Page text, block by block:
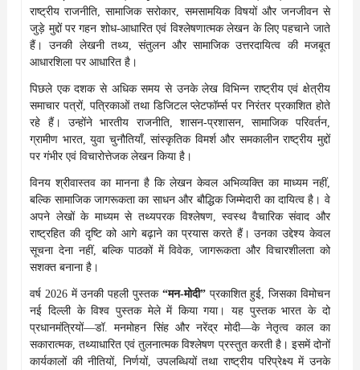
राष्ट्रीय राजनीति, सामाजिक सरोकार, समसामयिक विषयों और जनजीवन से
जुड़े मुद्दों पर गहन शोध-आधारित एवं विश्लेषणात्मक लेखन के लिए पहचाने जाते
हैं। उनकी लेखनी तथ्य, संतुलन और सामाजिक उत्तरदायित्व की मजबूत
आधारशिला पर आधारित है।
पिछले एक दशक से अधिक समय से उनके लेख विभिन्न राष्ट्रीय एवं क्षेत्रीय
समाचार पत्रों, पत्रिकाओं तथा डिजिटल प्लेटफॉर्म्स पर निरंतर प्रकाशित होते
रहे हैं। उन्होंने भारतीय राजनीति, शासन-प्रशासन, सामाजिक परिवर्तन,
ग्रामीण भारत, युवा चुनौतियाँ, सांस्कृतिक विमर्श और समकालीन राष्ट्रीय मुद्दों
पर गंभीर एवं विचारोत्तेजक लेखन किया है।
विनय श्रीवास्तव का मानना है कि लेखन केवल अभिव्यक्ति का माध्यम नहीं,
बल्कि सामाजिक जागरूकता का साधन और बौद्धिक जिम्मेदारी का दायित्व है। वे
अपने लेखों के माध्यम से तथ्यपरक विश्लेषण, स्वस्थ वैचारिक संवाद और
राष्ट्रहित की दृष्टि को आगे बढ़ाने का प्रयास करते हैं। उनका उद्देश्य केवल
सूचना देना नहीं, बल्कि पाठकों में विवेक, जागरूकता और विचारशीलता को
सशक्त बनाना है।
वर्ष 2026 में उनकी पहली पुस्तक “मन-मोदी”प्रकाशित हुई, जिसका विमोचन
नई दिल्ली के विश्व पुस्तक मेले में किया गया। यह पुस्तक भारत के दो
प्रधानमंत्रियों—डॉ. मनमोहन सिंह और नरेंद्र मोदी—के नेतृत्व काल का
सकारात्मक, तथ्याधारित एवं तुलनात्मक विश्लेषण प्रस्तुत करती है। इसमें दोनों
कार्यकालों की नीतियों, निर्णयों, उपलब्धियों तथा राष्ट्रीय परिप्रेक्ष्य में उनके